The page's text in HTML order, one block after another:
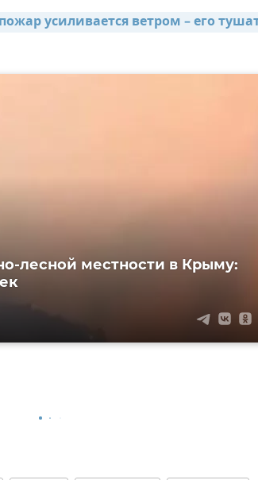
усиливается ветром – его
лесной местности в Крыму: